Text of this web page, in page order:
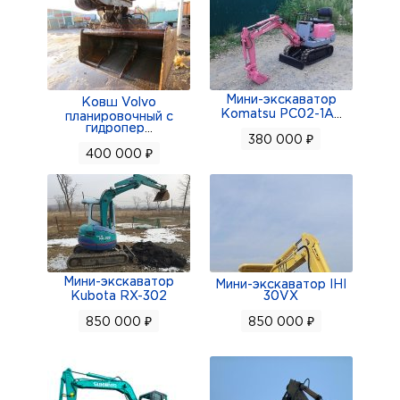
Предоставляем гарантийное и сервисное
наблюдение по месту эксплуатации техники!
- Приобрести колесный экскаватор DOOSAN
DX160W в Пензе возможно в лизинг на выгодных
условиях!
Ковш Volvo
планировочный с
гидропер
400 000 ₽
Мини-экскаватор
Komatsu PC02-1A
380 000 ₽
Мини-экскаватор
Kubota RX-302
850 000 ₽
Мини-экскаватор IHI
30VX
850 000 ₽